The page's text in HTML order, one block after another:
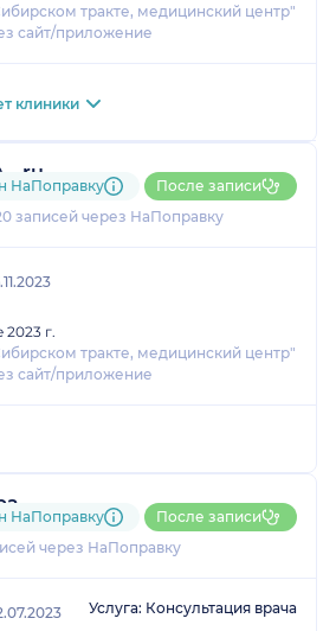
тракте, медицинский центр"
сайт/приложение
клиники
записей через НаПоправку
НаПоправку После записи
г.
тракте, медицинский центр"
сайт/приложение
через НаПоправку
НаПоправку После записи
Услуга: Консультация врача